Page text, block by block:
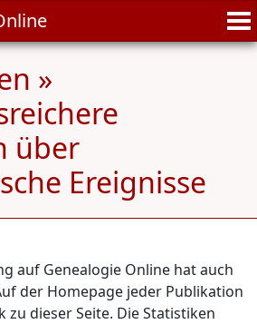
»
über
Ereignisse
auf Genealogie Online hat auch
der Homepage jeder Publikation
zu dieser Seite. Die Statistiken